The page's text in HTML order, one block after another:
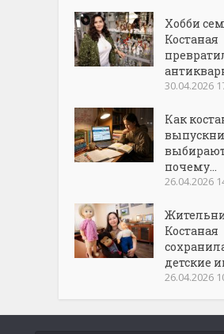
Хобби
Костаная
30.04.2026
Как
почему...
26.04.2026
Костаная
детские
26.04.2026